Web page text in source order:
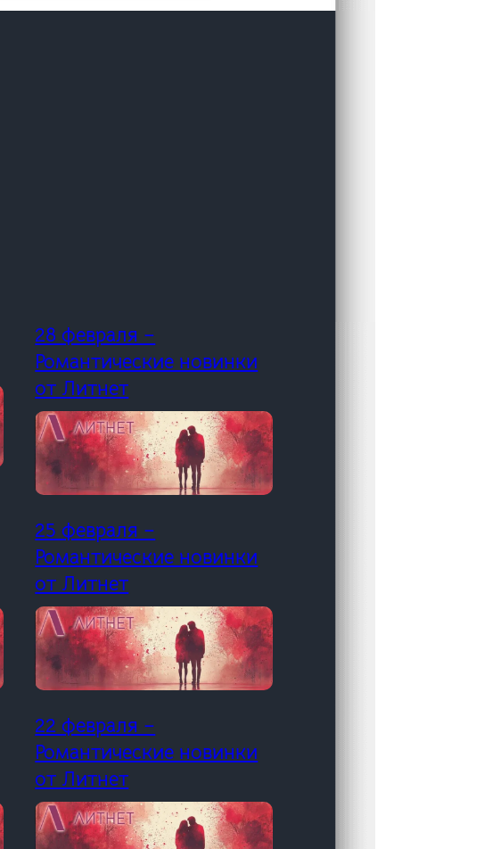
28 февраля –
Романтические новинки
от Литнет
25 февраля –
Романтические новинки
от Литнет
22 февраля –
Романтические новинки
от Литнет